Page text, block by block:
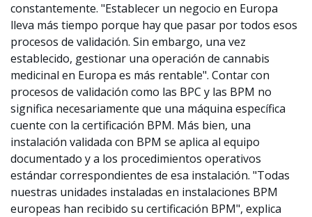
constantemente. "Establecer un negocio en Europa
lleva más tiempo porque hay que pasar por todos esos
procesos de validación. Sin embargo, una vez
establecido, gestionar una operación de cannabis
medicinal en Europa es más rentable". Contar con
procesos de validación como las BPC y las BPM no
significa necesariamente que una máquina específica
cuente con la certificación BPM. Más bien, una
instalación validada con BPM se aplica al equipo
documentado y a los procedimientos operativos
estándar correspondientes de esa instalación. "Todas
nuestras unidades instaladas en instalaciones BPM
europeas han recibido su certificación BPM", explica